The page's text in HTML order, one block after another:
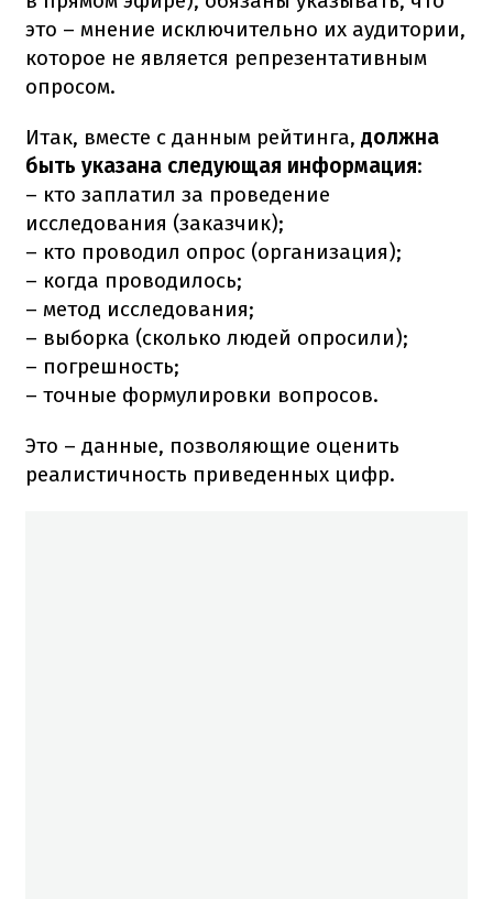
это – мнение исключительно их аудитории,
которое не является репрезентативным
опросом.
Итак, вместе с данным рейтинга, должна
быть указана следующая информация:
– кто заплатил за проведение
исследования (заказчик);
– кто проводил опрос (организация);
– когда проводилось;
– метод исследования;
– выборка (сколько людей опросили);
– погрешность;
– точные формулировки вопросов.
Это – данные, позволяющие оценить
реалистичность приведенных цифр.